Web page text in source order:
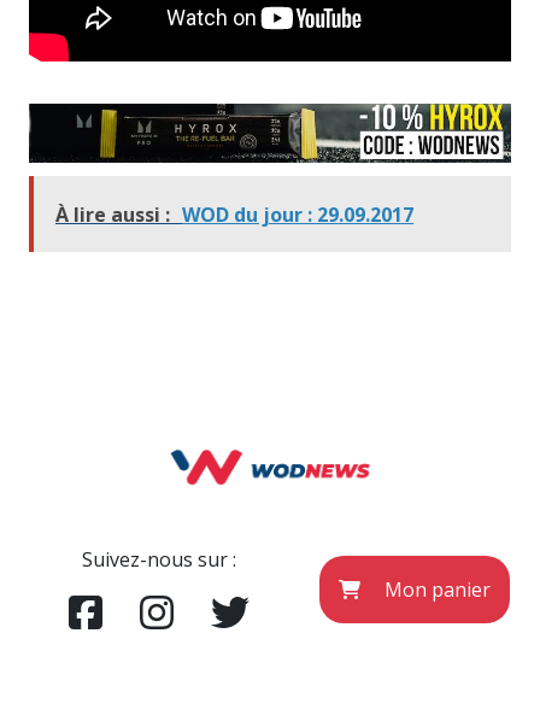
À lire aussi : WOD du jour : 29.09.2017
Suivez-nous sur :
Mon panier